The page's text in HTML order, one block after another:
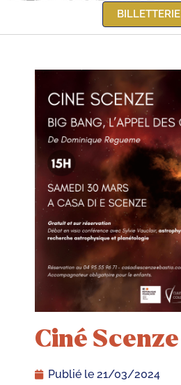
BILLETTERIE
Ciné Scenze
Publié le 21/03/2024